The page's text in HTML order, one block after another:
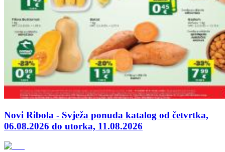
Novi Ribola - Svježa ponuda katalog od četvrtka,
06.08.2026 do utorka, 11.08.2026